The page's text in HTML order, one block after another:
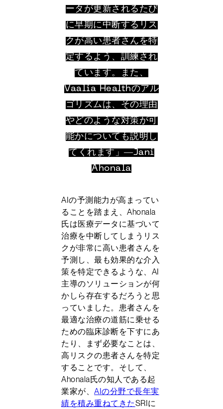
ータが更新されるたび
に早期に中断するリス
クが高い患者さんを特
定するよう、訓練され
ています。また、
Vaalia Healthのアル
ゴリズムは、その理由
やどのような対策が可
能かについても説明し
てくれます」―Jani
Ahonala
AIの予測能力が高まってい
ることを踏まえ、Ahonala
氏は医療データに基づいて
治療を中断してしまうリス
クが非常に高い患者さんを
予測し、最も効果的な介入
策を特定できるような、AI
主導のソリューションが何
かしら存在するだろうと思
っていました。患者さんを
最適な治療の道筋に乗せる
ための臨床診断を下すにあ
たり、まず必要なことは、
高リスクの患者さんを特定
することです。そして、
Ahonala氏の知人である起
業家が、AIの分野で長年実
績を積み重ねてきたSRIに